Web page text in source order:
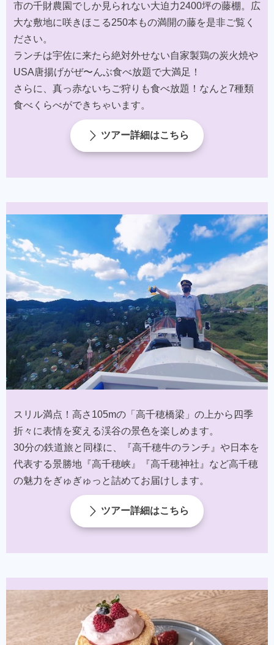
市の千財農園でしか見られない大迫力2400坪の藤棚。広
大な敷地に咲きほこる250本もの満開の藤を是非ご覧く
ださい。​
ランチは宇佐に来たら絶対外せない自家製鶏の炭火焼や
USA唐揚げがぜ〜んぶ食べ放題で大満足！​
さらに、真っ赤ないちご狩りも食べ放題！なんと7種類
食べくらべができちゃいます。
ツアー詳細はこちら
スリル満点！高さ105mの「高千穂橋梁」の上から四季
折々に表情を変える渓谷の景色を楽しめます。
30分の鉄道旅と同様に、『高千穂牛のランチ』や日本を
代表する景勝地『高千穂峡』『高千穂神社』など高千穂
の魅力をぎゅぎゅっと詰めてお届けします。​
ツアー詳細はこちら